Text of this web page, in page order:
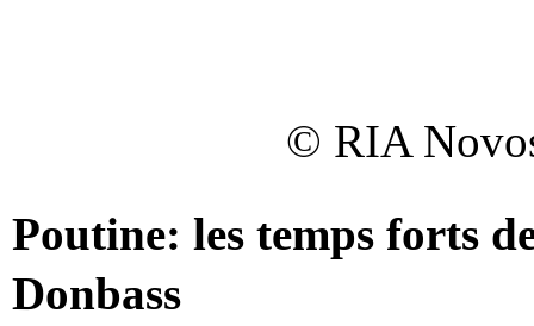
© RIA
Poutine: les temps forts
Donbass